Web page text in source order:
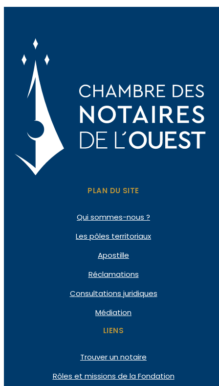
PLAN DU SITE
Quisommes-nous ?
Les pôles territoriaux
Apostille
Réclamations
Consultations juridiques
Médiation
LIENS
Trouver un notaire
Rôles et missions de la Fondation